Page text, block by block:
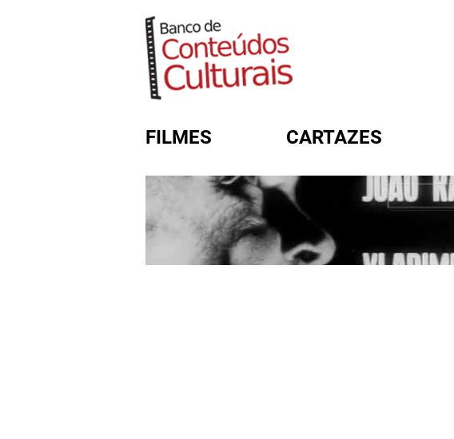
FILMES CARTAZES
FORMULÁRIO DE BUSCA